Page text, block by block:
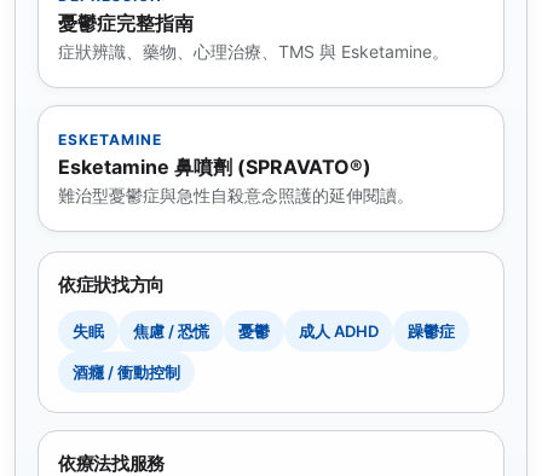
憂鬱症完整指南
症狀辨識、藥物、心理治療、TMS 與 Esketamine。
ESKETAMINE
Esketamine 鼻噴劑 (SPRAVATO®)
難治型憂鬱症與急性自殺意念照護的延伸閱讀。
依症狀找方向
失眠 焦慮 / 恐慌 憂鬱 成人 ADHD 躁鬱症
酒癮 / 衝動控制
依療法找服務